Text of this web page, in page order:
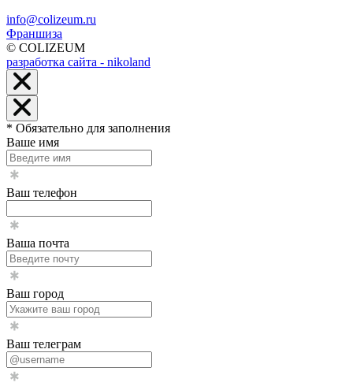
info@colizeum.ru
Франшиза
© COLIZEUM
разработка сайта - nikoland
* Обязательно для заполнения
Ваше имя
Ваш телефон
Ваша почта
Ваш город
Ваш телеграм